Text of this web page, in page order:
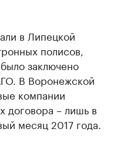
в Липецкой
полисов,
заключено
В Воронежской
компании
договора – лишь в
месяц 2017 года.